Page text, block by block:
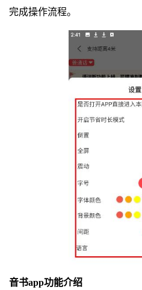
完成操作流程。
音书app功能介绍